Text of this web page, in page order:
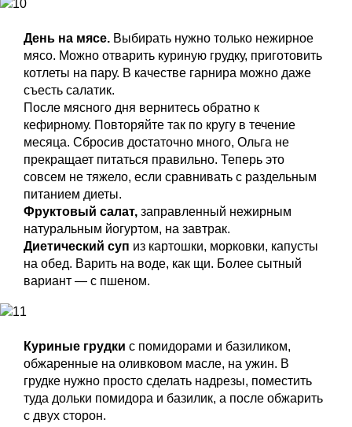
День на мясе. Выбирать нужно только нежирное
мясо. Можно отварить куриную грудку, приготовить
котлеты на пару. В качестве гарнира можно даже
съесть салатик.
После мясного дня вернитесь обратно к
кефирному. Повторяйте так по кругу в течение
месяца. Сбросив достаточно много, Ольга не
прекращает питаться правильно. Теперь это
совсем не тяжело, если сравнивать с раздельным
питанием диеты.
Фруктовый салат, заправленный нежирным
натуральным йогуртом, на завтрак.
Диетический суп из картошки, морковки, капусты
на обед. Варить на воде, как щи. Более сытный
вариант — с пшеном.
Куриные грудки с помидорами и базиликом,
обжаренные на оливковом масле, на ужин. В
грудке нужно просто сделать надрезы, поместить
туда дольки помидора и базилик, а после обжарить
с двух сторон.